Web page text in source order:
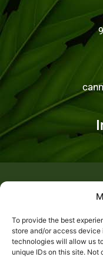
To provide the best
store and/or access
technologies will allow us
unique IDs on this site.